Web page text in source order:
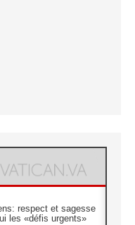
respect et sagesse
les «défis urgents»